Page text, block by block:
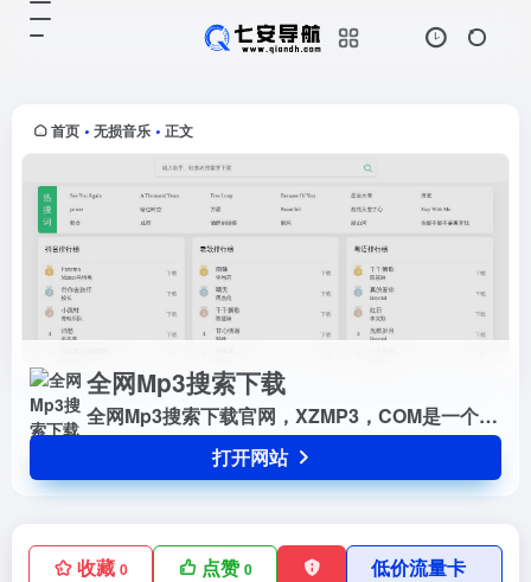
首页 • 无损音乐 • 正文
全网Mp3搜索下载
全网Mp3搜索下载官网，XZMP3，COM是一个免费提供音乐MP3下载的网站，专注于MP3音乐下载，Flac音乐等各类高品质无损音乐的免费下载，致力于做国内最好的免费无损音乐下载网站。
打开网站
收藏 0 点赞0
低价流量卡
的网站，专注于MP3音乐下载，
Flac音乐等各类高品质无损音乐的
免费下载，致力于做国内最好...